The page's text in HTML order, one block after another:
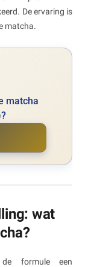
De ervaring is
matcha.
matcha
wat
formule een